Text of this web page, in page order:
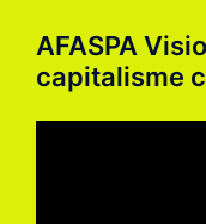
AFASPA
capitalisme